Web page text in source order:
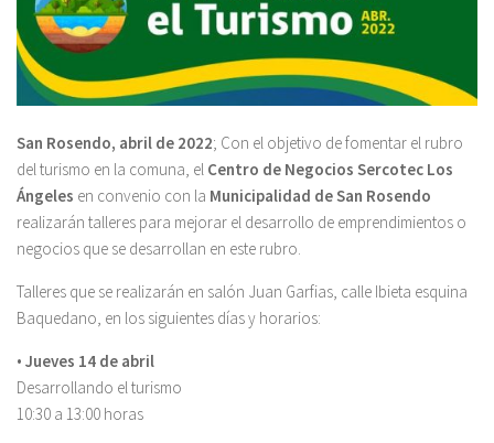
San Rosendo, abril de 2022; Con el objetivo de fomentar el rubro
del turismo en la comuna, el Centro de Negocios Sercotec Los
Ángeles en convenio con la Municipalidad de San Rosendo
realizarán talleres para mejorar el desarrollo de emprendimientos o
negocios que se desarrollan en este rubro.
Talleres que se realizarán en salón Juan Garfias, calle Ibieta esquina
Baquedano, en los siguientes días y horarios:
• Jueves 14 de abril
Desarrollando el turismo
10:30 a 13:00 horas